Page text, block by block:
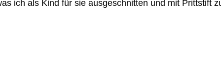
ich als Kind für sie ausgeschnitten und mit Prittstift